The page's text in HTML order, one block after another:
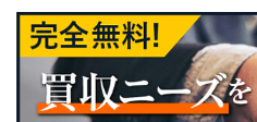
マルチプル法とは
M&Aの企業評価で活用され
マルチプル法のメリット・